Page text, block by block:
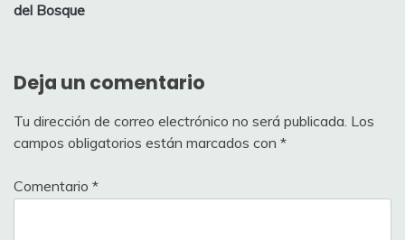
del Bosque
Deja un comentario
Tu dirección de correo electrónico no será publicada. Los
campos obligatorios están marcados con *
Comentario *